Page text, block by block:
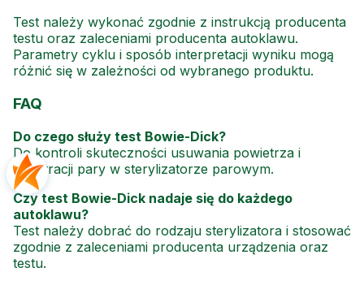
Test należy wykonać zgodnie z instrukcją producenta
testu oraz zaleceniami producenta autoklawu.
Parametry cyklu i sposób interpretacji wyniku mogą
różnić się w zależności od wybranego produktu.
FAQ
Do czego służy test Bowie-Dick?
Do kontroli skuteczności usuwania powietrza i
penetracji pary w sterylizatorze parowym.
Czy test Bowie-Dick nadaje się do każdego
autoklawu?
Test należy dobrać do rodzaju sterylizatora i stosować
zgodnie z zaleceniami producenta urządzenia oraz
testu.